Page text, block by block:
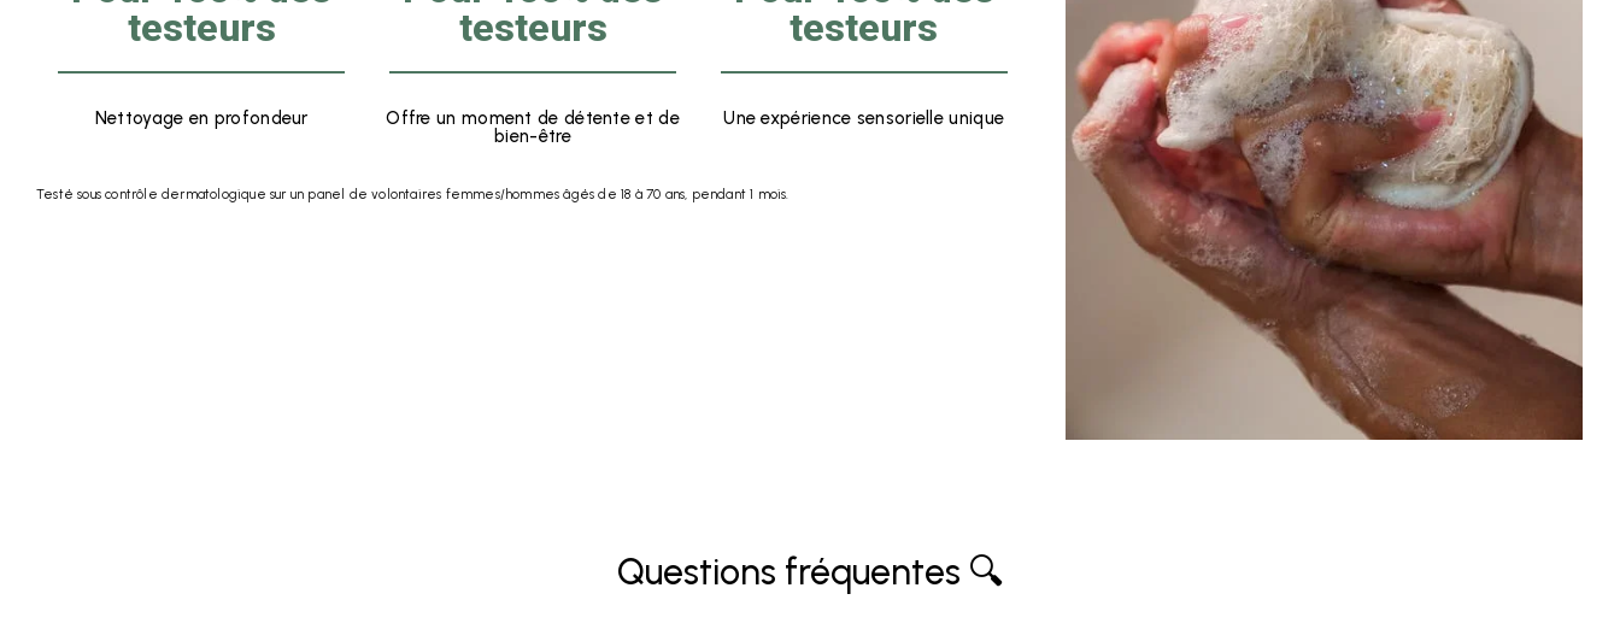
testeurs
Nettoyage en profondeur
testeurs
Offre un moment de détente et de
bien-être
testeurs
Une expérience sensorielle unique
Testé sous contrôle dermatologique sur un panel de volontaires femmes/hommes âgés de 18 à 70 ans, pendant 1 mois.
Questions fréquentes 🔍